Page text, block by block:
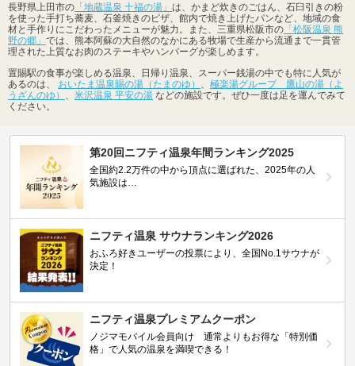
長野県上田市の 「地蔵温泉 十福の湯」 は、かまど炊きのごはん、石臼引きの粉
を使った手打ち蕎麦、石釜焼きのピザ、館内で焼き上げたパンなど、地域の食
材と手作りにこだわったメニューが魅力。また、三重県松阪市の 「松阪温泉 熊
野の郷」 では、熊本阿蘇の大自然のなかにある牧場で生産から流通まで一貫管
理された上質なお肉のステーキやハンバーグが楽しめます。
置賜駅の食事が楽しめる温泉、日帰り温泉、スーパー銭湯の中でも特に人気が
あるのは、 おいたま温泉賜の湯（たまのゆ）
極楽湯グループ 鷹山の湯（よ
うざんのゆ）
米沢温泉 平安の湯 などの施設です。ぜひ一度は足を運んでみて
ください。
第20回ニフティ温泉年間ランキング2025
全国約2.2万件の中から頂点に選ばれた、2025年の人
気施設は…
ニフティ温泉 サウナランキング2026
おふろ好きユーザーの投票により、全国No.1サウナが
決定！
ニフティ温泉プレミアムクーポン
ノジマモバイル会員向け 通常よりもお得な「特別価
格」で人気の温泉を満喫できる！